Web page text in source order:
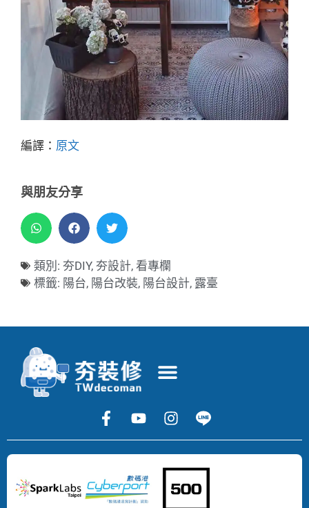
編譯： 原文
與朋友分享
類別: 夯DIY, 夯設計, 看專欄
標籤: 陽台, 陽台改裝, 陽台設計, 露臺
Copyright
2024
DECOMAN